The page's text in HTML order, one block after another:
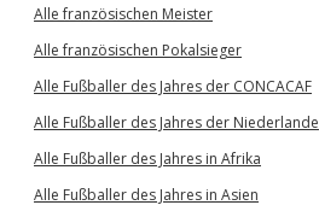
Alle französischen Meister
Alle französischen Pokalsieger
Alle Fußballer des Jahres der CONCACAF
Alle Fußballer des Jahres der Niederlande
Alle Fußballer des Jahres in Afrika
Alle Fußballer des Jahres in Asien